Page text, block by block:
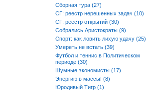
Сборная тура (27)
СГ: реестр нерешенных задач (10)
СГ: реестр открытий (30)
Собрались Аристократы (9)
Спорт: как ловить лихую удачу (25)
Умереть не встать (39)
Футбол и теннис в Политическом
периоде (30)
Шумные экономисты (17)
Энергию в массы! (8)
Юродивый Тигр (1)